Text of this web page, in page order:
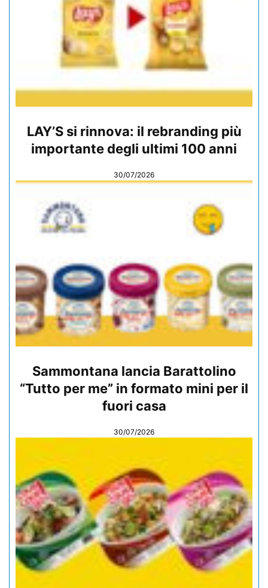
LAY’S si rinnova: il rebranding più
importante degli ultimi 100 anni
30/07/2026
Sammontana lancia Barattolino
“Tutto per me” in formato mini per il
fuori casa
30/07/2026